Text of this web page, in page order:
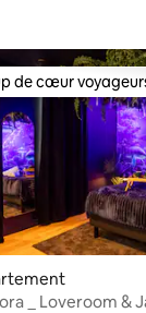
sur la base
de cœur
de cœur
_ Loveroom &